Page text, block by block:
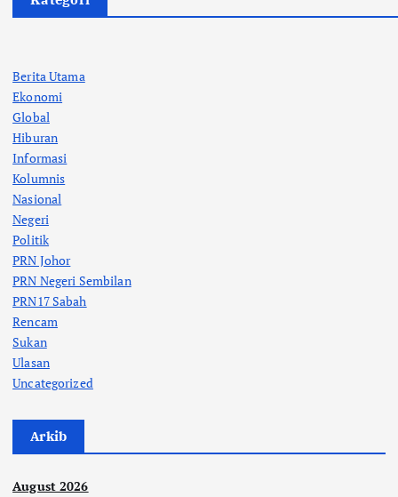
Berita Utama
Ekonomi
Global
Hiburan
Informasi
Kolumnis
Nasional
Negeri
Politik
PRN Johor
PRN Negeri Sembilan
PRN17 Sabah
Rencam
Sukan
Ulasan
Uncategorized
Arkib
August 2026